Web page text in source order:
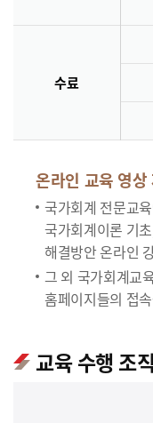
수료
온라인 교육 영
국가회계 전문교
국가회계이론 기
해결방안 온라인
그 외 국가회계교
홈페이지들의 접
교육 수행 조